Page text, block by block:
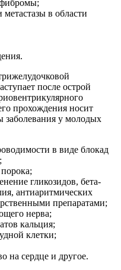
в области
после острой
прохождения носит
заболевания у молодых
в виде блокад
гликозидов, бета-
антиаритмических
препаратами;
нерва;
кальция;
клетки;
на сердце и другое.